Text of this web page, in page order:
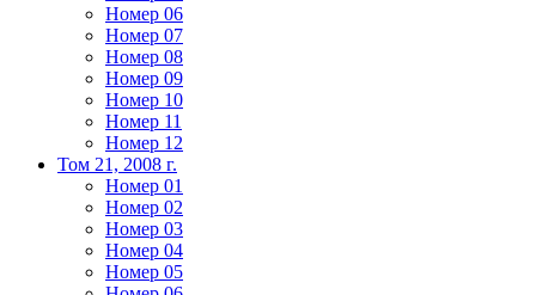
Номер 06
Номер 07
Номер 08
Номер 09
Номер 10
Номер 11
Номер 12
Том 21, 2008 г.
Номер 01
Номер 02
Номер 03
Номер 04
Номер 05